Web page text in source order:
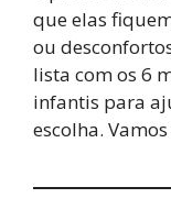
que elas
ou
lista com os 6
infantis para
escolha. Vamos